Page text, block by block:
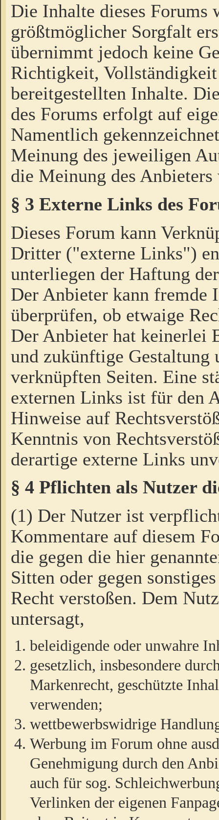
Die Inhalte dieses Forums
größtmöglicher Sorgfalt
übernimmt jedoch keine
Richtigkeit,
bereitgestellten Inhalte.
des Forums erfolgt auf
Namentlich
Meinung des jeweiligen
die Meinung des Anbieters
§ 3 Externe Links des
Dieses Forum kann
Dritter ("externe Links")
unterliegen der Haftung
Der Anbieter kann fremde
überprüfen, ob etwaige
Der Anbieter hat keinerlei
und zukünftige Gestaltung
verknüpften Seiten. Eine
externen Links ist für den
Hinweise auf
Kenntnis von
derartige externe Links
§ 4 Pflichten als Nutzer
(1) Der Nutzer ist
Kommentare auf diesem
die gegen die hier
Sitten oder gegen
Recht verstoßen. Dem
untersagt,
beleidigende oder unwahre
gesetzlich, insbesondere
Markenrecht, geschützte
verwenden;
wettbewerbswidrige
Werbung im Forum ohne
Genehmigung durch den
auch für sog.
Verlinken der eigenen